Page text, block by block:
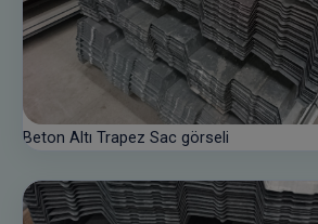
Beton Altı Trapez Sac görseli